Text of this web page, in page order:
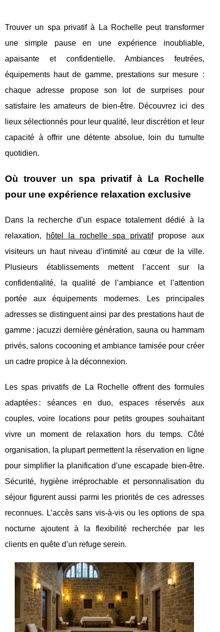
Trouver un spa privatif à La Rochelle peut transformer
une simple pause en une expérience inoubliable,
apaisante et confidentielle. Ambiances feutrées,
équipements haut de gamme, prestations sur mesure :
chaque adresse propose son lot de surprises pour
satisfaire les amateurs de bien-être. Découvrez ici des
lieux sélectionnés pour leur qualité, leur discrétion et leur
capacité à offrir une détente absolue, loin du tumulte
quotidien.
Où trouver un spa privatif à La Rochelle
pour une expérience relaxation exclusive
Dans la recherche d’un espace totalement dédié à la
relaxation,
hôtel la rochelle spa privatifpropose aux
visiteurs un haut niveau d’intimité au cœur de la ville.
Plusieurs établissements mettent l’accent sur la
confidentialité, la qualité de l’ambiance et l’attention
portée aux équipements modernes. Les principales
adresses se distinguent ainsi par des prestations haut de
gamme : jacuzzi dernière génération, sauna ou hammam
privés, salons cocooning et ambiance tamisée pour créer
un cadre propice à la déconnexion.
Les spas privatifs de La Rochelle offrent des formules
adaptées : séances en duo, espaces réservés aux
couples, voire locations pour petits groupes souhaitant
vivre un moment de relaxation hors du temps. Côté
organisation, la plupart permettent la réservation en ligne
pour simplifier la planification d’une escapade bien-être.
Sécurité, hygiène irréprochable et personnalisation du
séjour figurent aussi parmi les priorités de ces adresses
reconnues. L’accès sans vis-à-vis ou les options de spa
nocturne ajoutent à la flexibilité recherchée par les
clients en quête d’un refuge serein.